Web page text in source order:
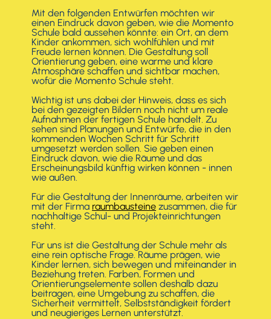
Mit den folgenden Entwürfen möchten wir
einen Eindruck davon geben, wie die Momento
Schule bald aussehen könnte: ein Ort, an dem
Kinder ankommen, sich wohlfühlen und mit
Freude lernen können. Die Gestaltung soll
Orientierung geben, eine warme und klare
Atmosphäre schaffen und sichtbar machen,
wofür die Momento Schule steht.
Wichtig ist uns dabei der Hinweis, dass es sich
bei den gezeigten Bildern noch nicht um reale
Aufnahmen der fertigen Schule handelt. Zu
sehen sind Planungen und Entwürfe, die in den
kommenden Wochen Schritt für Schritt
umgesetzt werden sollen. Sie geben einen
Eindruck davon, wie die Räume und das
Erscheinungsbild künftig wirken können - innen
wie außen.
Für die Gestaltung der Innenräume, arbeiten wir
mit der Firma raumbausteine zusammen, die für
nachhaltige Schul- und Projekteinrichtungen
steht.
Für uns ist die Gestaltung der Schule mehr als
eine rein optische Frage. Räume prägen, wie
Kinder lernen, sich bewegen und miteinander in
Beziehung treten. Farben, Formen und
Orientierungselemente sollen deshalb dazu
beitragen, eine Umgebung zu schaffen, die
Sicherheit vermittelt, Selbstständigkeit fördert
und neugieriges Lernen unterstützt.